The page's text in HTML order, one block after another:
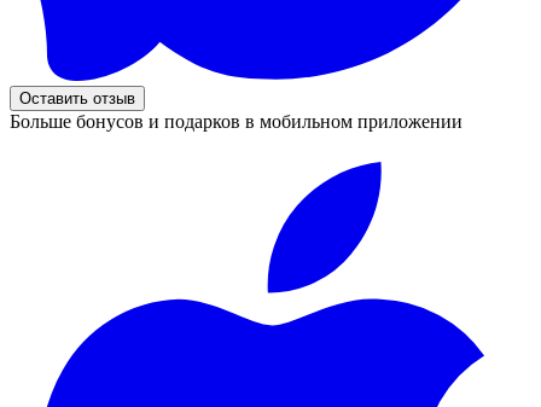
Оставить отзыв
Больше бонусов и подарков в мобильном приложении